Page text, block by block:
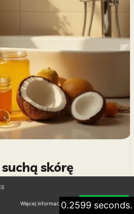
skórę
skutecznie i
0.2599 seconds.
Więcej informacji Akceptuję